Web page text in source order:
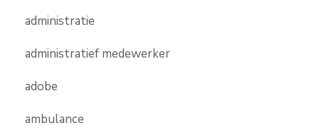
administratie
administratief medewerker
adobe
ambulance